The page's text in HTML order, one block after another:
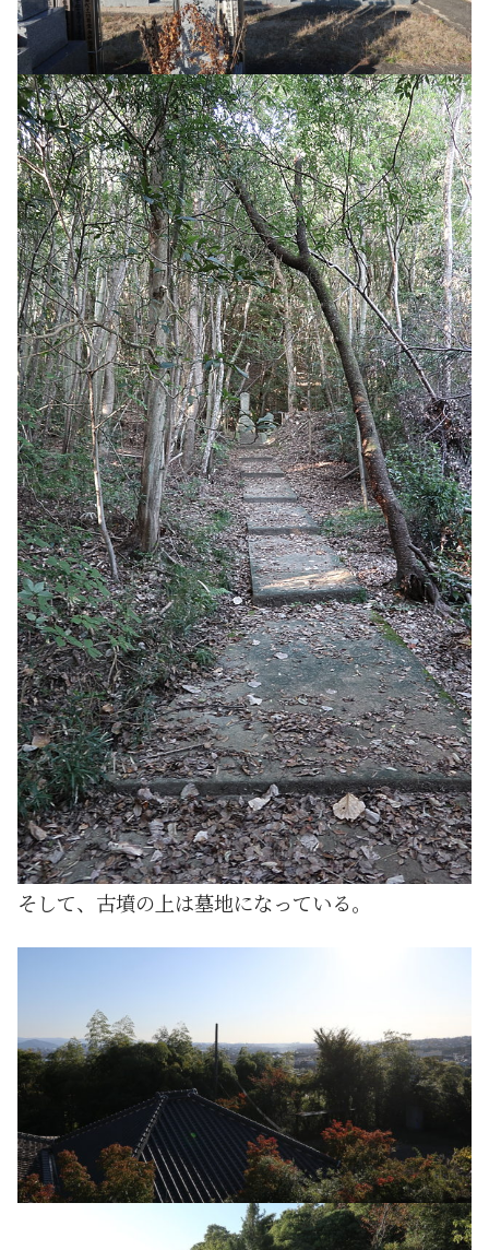
そして、古墳の上は墓地になっている。